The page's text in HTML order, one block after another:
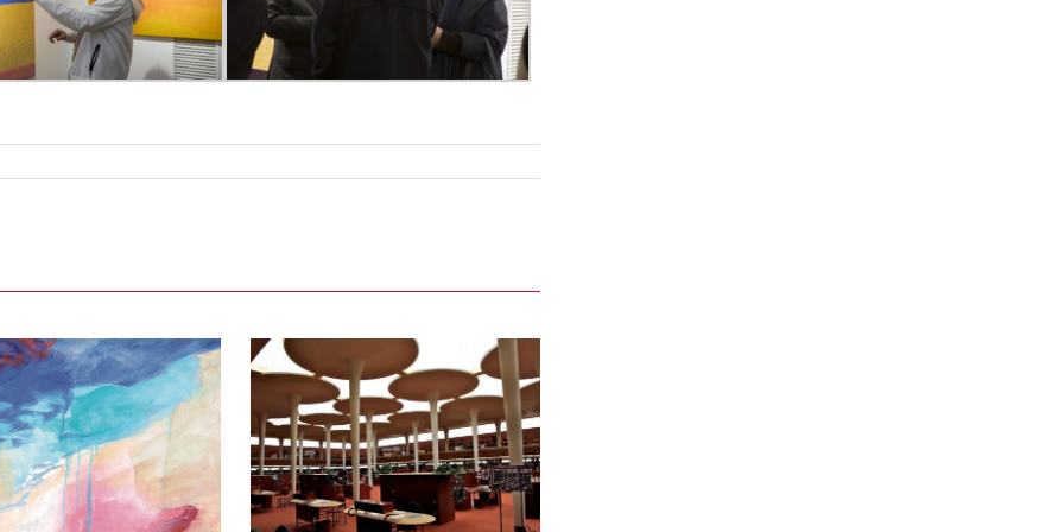
La segona vida de
l’arquitectura